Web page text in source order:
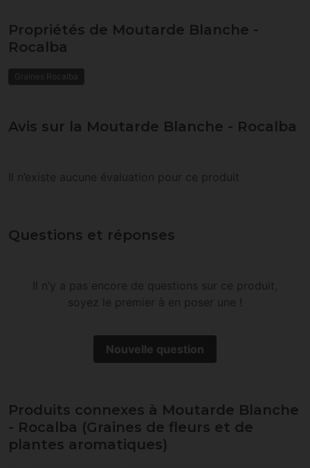
Propriétés de Moutarde Blanche -
Rocalba
Graines Rocalba
Avis sur la Moutarde Blanche - Rocalba
Il n’existe aucune évaluation pour ce produit
Questions et réponses
Il n’y a pas encore de questions sur ce produit,
soyez le premier à en poser une !
Nouvelle question
Produits connexes à Moutarde Blanche
- Rocalba (Graines de fleurs et de
plantes aromatiques)